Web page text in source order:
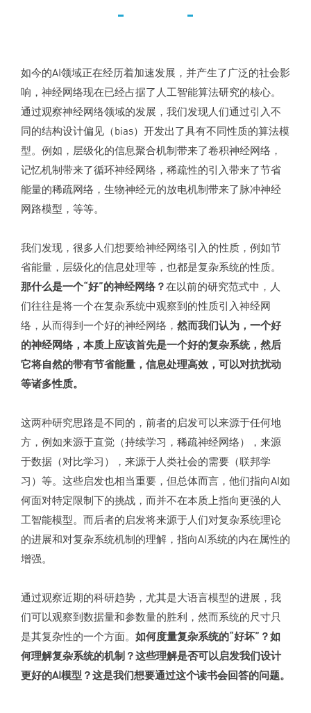
如今的AI领域正在经历着加速发展，并产生了广泛的社会影
响，神经网络现在已经占据了人工智能算法研究的核心。
通过观察神经网络领域的发展，我们发现人们通过引入不
同的结构设计偏见（bias）开发出了具有不同性质的算法模
型。例如，层级化的信息聚合机制带来了卷积神经网络，
记忆机制带来了循环神经网络，稀疏性的引入带来了节省
能量的稀疏网络，生物神经元的放电机制带来了脉冲神经
网路模型，等等。
我们发现，很多人们想要给神经网络引入的性质，例如节
省能量，层级化的信息处理等，也都是复杂系统的性质。
那什么是一个“好”的神经网络？在以前的研究范式中，人
们往往是将一个在复杂系统中观察到的性质引入神经网
络，从而得到一个好的神经网络， 然而我们认为，一个好
的神经网络，本质上应该首先是一个好的复杂系统，然后
它将自然的带有节省能量，信息处理高效，可以对抗扰动
等诸多性质。
这两种研究思路是不同的，前者的启发可以来源于任何地
方，例如来源于直觉（持续学习，稀疏神经网络），来源
于数据（对比学习），来源于人类社会的需要（联邦学
习）等。这些启发也相当重要，但总体而言，他们指向AI如
何面对特定限制下的挑战，而并不在本质上指向更强的人
工智能模型。而后者的启发将来源于人们对复杂系统理论
的进展和对复杂系统机制的理解，指向AI系统的内在属性的
增强。
通过观察近期的科研趋势，尤其是大语言模型的进展，我
们可以观察到数据量和参数量的胜利，然而系统的尺寸只
是其复杂性的一个方面。 如何度量复杂系统的“好坏”？如
何理解复杂系统的机制？这些理解是否可以启发我们设计
更好的AI模型？这是我们想要通过这个读书会回答的问题。